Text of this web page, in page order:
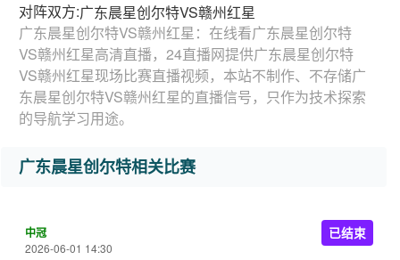
对阵双方:广东晨星创尔特VS赣州红星
广东晨星创尔特VS赣州红星：在线看广东晨星创尔特
VS赣州红星高清直播，24直播网提供广东晨星创尔特
VS赣州红星现场比赛直播视频，本站不制作、不存储广
东晨星创尔特VS赣州红星的直播信号，只作为技术探索
的导航学习用途。
广东晨星创尔特相关比赛
中冠
2026-06-01 14:30
已结束